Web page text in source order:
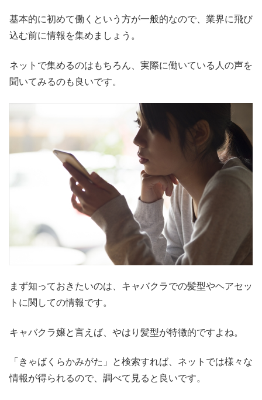
基本的に初めて働くという方が一般的なので、業界に飛び
込む前に情報を集めましょう。
ネットで集めるのはもちろん、実際に働いている人の声を
聞いてみるのも良いです。
まず知っておきたいのは、キャバクラでの髪型やヘアセッ
トに関しての情報です。
キャバクラ嬢と言えば、やはり髪型が特徴的ですよね。
「きゃばくらかみがた」と検索すれば、ネットでは様々な
情報が得られるので、調べて見ると良いです。